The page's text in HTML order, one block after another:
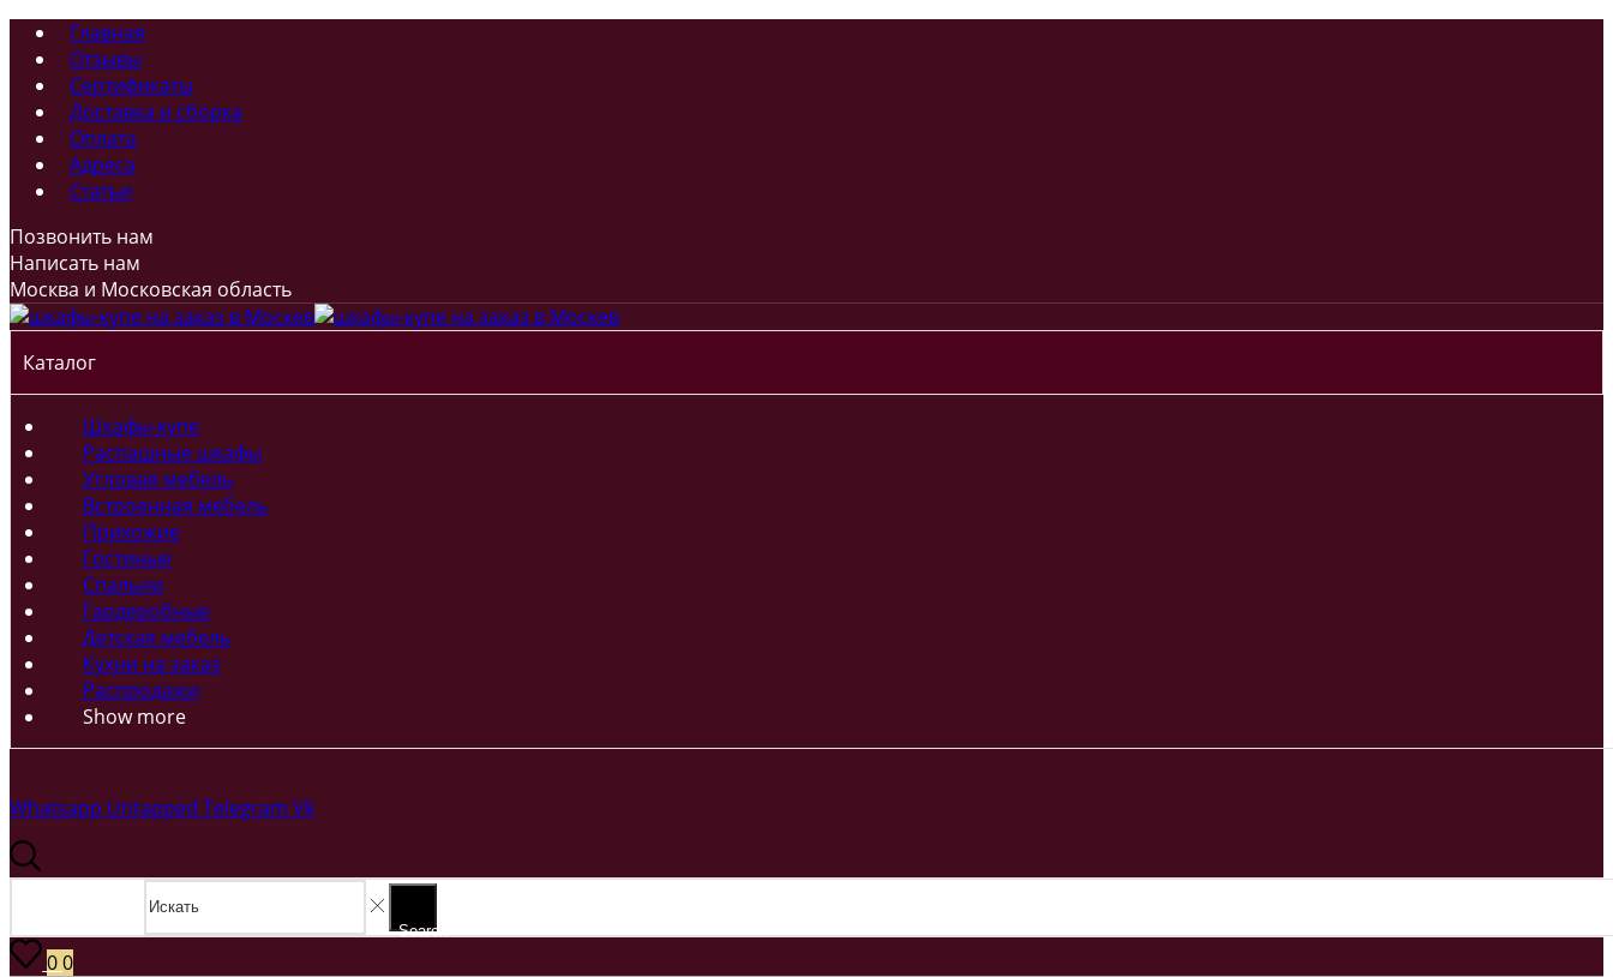
Главная
Отзывы
Сертификаты
Доставка и сборка
Оплата
Адреса
Статьи
Позвонить нам
Написать нам
Москва и Московская область
Каталог
Шкафы-купе
Распашные шкафы
Угловая мебель
Встроенная мебель
Прихожие
Гостиные
Спальни
Гардеробные
Детская мебель
Кухни на заказ
Распродажи
Show more
Whatsapp Untapped Telegram Vk
Search
00